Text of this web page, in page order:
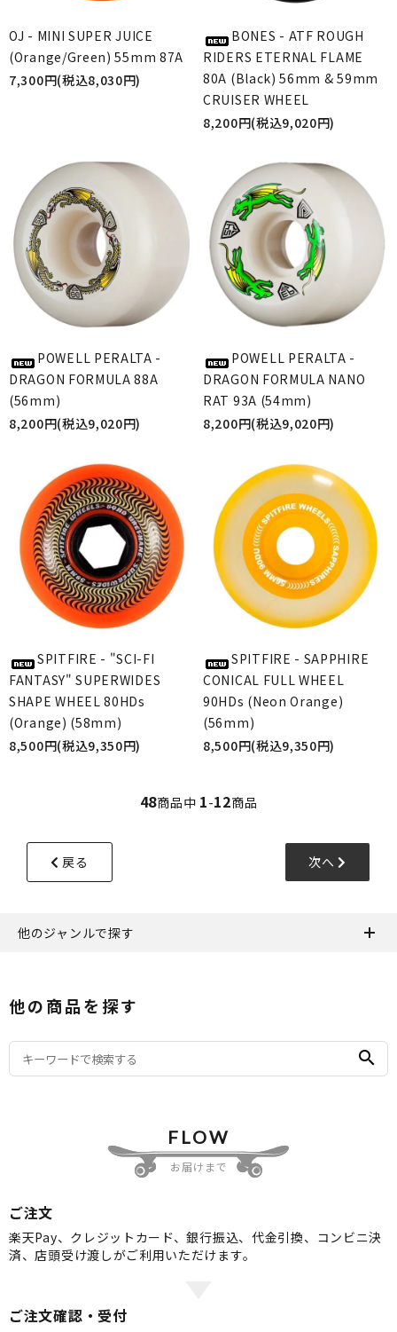
OJ - MINI SUPER JUICE
(Orange/Green) 55mm 87A
7,300円(税込8,030円)
BONES - ATF ROUGH
RIDERS ETERNAL FLAME
80A (Black) 56mm & 59mm
CRUISER WHEEL
8,200円(税込9,020円)
POWELL PERALTA -
DRAGON FORMULA 88A
(56mm)
8,200円(税込9,020円)
POWELL PERALTA -
DRAGON FORMULA NANO
RAT 93A (54mm)
8,200円(税込9,020円)
SPITFIRE - "SCI-FI
FANTASY" SUPERWIDES
SHAPE WHEEL 80HDs
(Orange) (58mm)
8,500円(税込9,350円)
SPITFIRE - SAPPHIRE
CONICAL FULL WHEEL
90HDs (Neon Orange)
(56mm)
8,500円(税込9,350円)
48商品中 1-12商品
戻る 次へ
他のジャンルで探す
他の商品を探す
search
FLOW
お届けまで
ご注文
楽天Pay、クレジットカード、銀行振込、代金引換、コンビニ決
済、店頭受け渡しがご利用いただけます。
ご注文確認・受付